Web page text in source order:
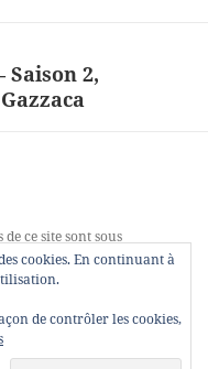
Saison 2,
ce site sont sous
d’utilisation
cookies. En continuant à
de contrôler les cookies,